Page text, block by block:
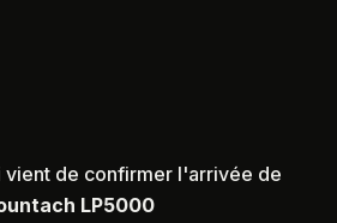
vient de confirmer l'arrivée de
LP5000